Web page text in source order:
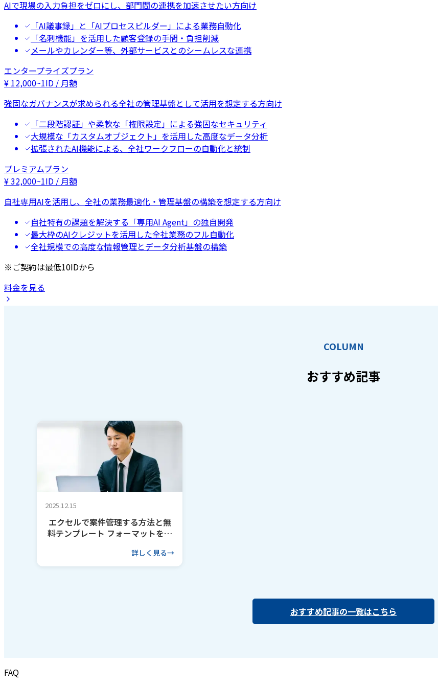
AIで現場の入力負担をゼロにし、部門間の連携を加速させたい方向け
「AI議事録」と「AIプロセスビルダー」による業務自動化
「名刺機能」を活用した顧客登録の手間・負担削減
メールやカレンダー等、外部サービスとのシームレスな連携
エンタープライズプラン
¥ 12,000~1ID / 月額
強固なガバナンスが求められる全社の管理基盤として活用を想定する方向け
「二段階認証」や柔軟な「権限設定」による強固なセキュリティ
大規模な「カスタムオブジェクト」を活用した高度なデータ分析
拡張されたAI機能による、全社ワークフローの自動化と統制
プレミアムプラン
¥32,000~1ID / 月額
自社専用AIを活用し、全社の業務最適化・管理基盤の構築を想定する方向け
自社特有の課題を解決する「専用AI Agent」の独自開発
最大枠のAIクレジットを活用した全社業務のフル自動化
全社規模での高度な情報管理とデータ分析基盤の構築
※ご契約は最低10IDから
料金を見る
COLUMN
おすすめ記事
2025.12.15
エクセルで案件管理する方法と無
料テンプレート フォーマットを作
詳しく見る
おすすめ記事の一覧はこちら
FAQ